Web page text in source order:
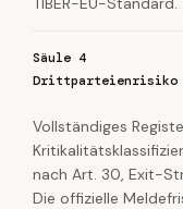
Säule 4
Drittparteienrisiko
Vollständiges
nach Art. 30, Exit-
Die offizielle